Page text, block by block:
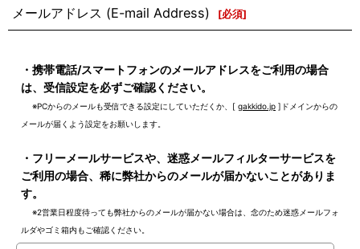
メールアドレス (E-mail Address) [必須]
・携帯電話/スマートフォンのメールアドレスをご利用の場合
は、受信設定を必ずご確認ください。
※PCからのメールも受信できる設定にしていただくか、[ gakkido.jp ]ドメインからの
メールが届くよう設定をお願いします。
・フリーメールサービスや、迷惑メールフィルターサービスを
ご利用の場合、稀に弊社からのメールが届かないことがありま
す。
※2営業日程度待っても弊社からのメールが届かない場合は、念のため迷惑メールフォ
ルダやゴミ箱内もご確認ください。